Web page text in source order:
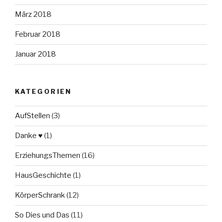
März 2018
Februar 2018
Januar 2018
KATEGORIEN
AufStellen (3)
Danke ♥(1)
ErziehungsThemen (16)
HausGeschichte (1)
KörperSchrank(12)
So Dies und Das (11)